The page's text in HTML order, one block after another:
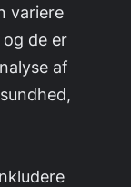
variere
og de er
af